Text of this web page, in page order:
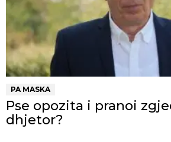
PA MASKA
Pse opozita i pranoi
dhjetor?